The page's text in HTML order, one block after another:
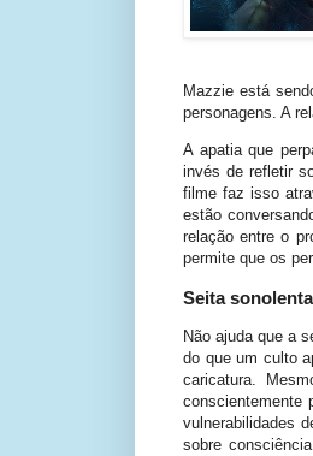
Mazzie está
personagens. A
A apatia que
invés de refletir
filme faz isso
estão
relação entre o
permite que os
Seita sonolenta
Não ajuda que a
do que um culto
caricatura.
conscientemente
vulnerabilidades
sobre